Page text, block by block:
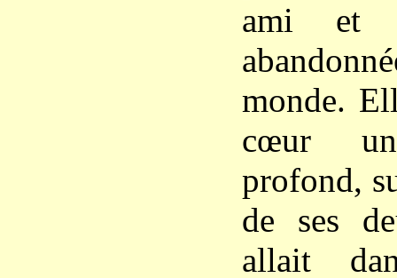
ami et
monde.
cœur
profond,
de ses
allait